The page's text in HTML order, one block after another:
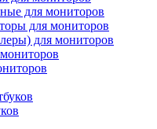
для мониторов
для мониторов
для мониторов